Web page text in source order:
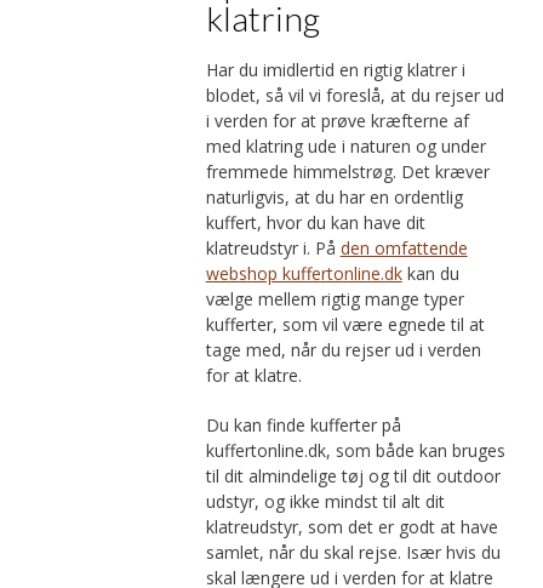
klatring
Har du imidlertid en rigtig klatrer i
blodet, så vil vi foreslå, at du rejser ud
i verden for at prøve kræfterne af
med klatring ude i naturen og under
fremmede himmelstrøg. Det kræver
naturligvis, at du har en ordentlig
kuffert, hvor du kan have dit
klatreudstyr i. På den omfattende
webshop kuffertonline.dkkan du
vælge mellem rigtig mange typer
kufferter, som vil være egnede til at
tage med, når du rejser ud i verden
for at klatre.
Du kan finde kufferter på
kuffertonline.dk, som både kan bruges
til dit almindelige tøj og til dit outdoor
udstyr, og ikke mindst til alt dit
klatreudstyr, som det er godt at have
samlet, når du skal rejse. Især hvis du
skal længere ud i verden for at klatre